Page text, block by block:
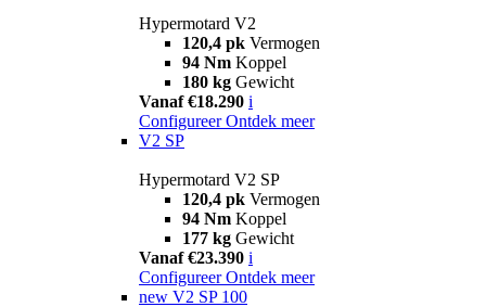
Hypermotard V2
120,4 pk Vermogen
94 Nm Koppel
180 kg Gewicht
Vanaf €18.290 i
Configureer Ontdek meer
V2 SP
Hypermotard V2 SP
120,4 pk Vermogen
94 Nm Koppel
177 kg Gewicht
Vanaf €23.390 i
Configureer Ontdek meer
new V2 SP 100